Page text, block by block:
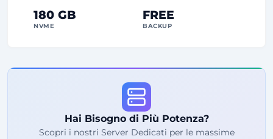
180 GB
NVME
FREE
BACKUP
Punti di Backup
Hai Bisogno di Più Potenza?
Scopri i nostri Server Dedicati per le massime